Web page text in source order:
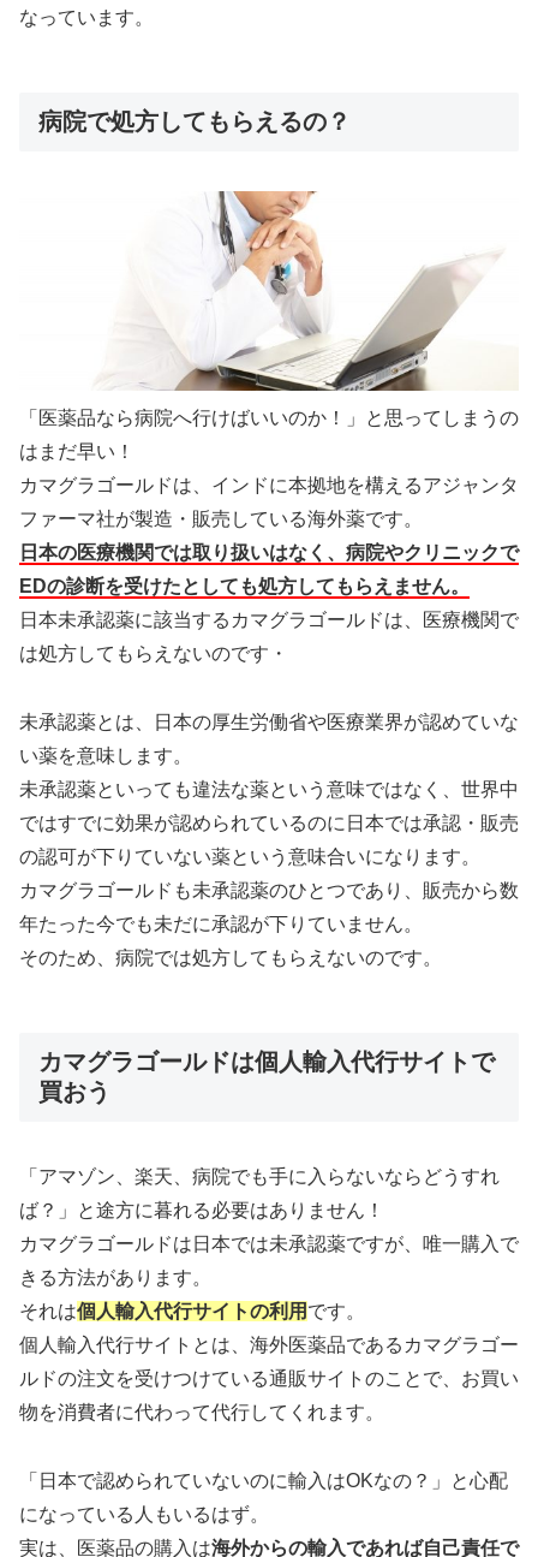
なっています。
病院で処方してもらえるの？
「医薬品なら病院へ行けばいいのか！」と思ってしまうの
はまだ早い！
カマグラゴールドは、インドに本拠地を構えるアジャンタ
ファーマ社が製造・販売している海外薬です。
日本の医療機関では取り扱いはなく、病院やクリニックで
EDの診断を受けたとしても処方してもらえません。
日本未承認薬に該当するカマグラゴールドは、医療機関で
は処方してもらえないのです・
未承認薬とは、日本の厚生労働省や医療業界が認めていな
い薬を意味します。
未承認薬といっても違法な薬という意味ではなく、世界中
ではすでに効果が認められているのに日本では承認・販売
の認可が下りていない薬という意味合いになります。
カマグラゴールドも未承認薬のひとつであり、販売から数
年たった今でも未だに承認が下りていません。
そのため、病院では処方してもらえないのです。
カマグラゴールドは個人輸入代行サイトで
買おう
「アマゾン、楽天、病院でも手に入らないならどうすれ
ば？」と途方に暮れる必要はありません！
カマグラゴールドは日本では未承認薬ですが、唯一購入で
きる方法があります。
それは個人輸入代行サイトの利用 です。
個人輸入代行サイトとは、海外医薬品であるカマグラゴー
ルドの注文を受けつけている通販サイトのことで、お買い
物を消費者に代わって代行してくれます。
「日本で認められていないのに輸入はOKなの？」と心配
になっている人もいるはず。
実は、医薬品の購入は海外からの輸入であれば自己責任で